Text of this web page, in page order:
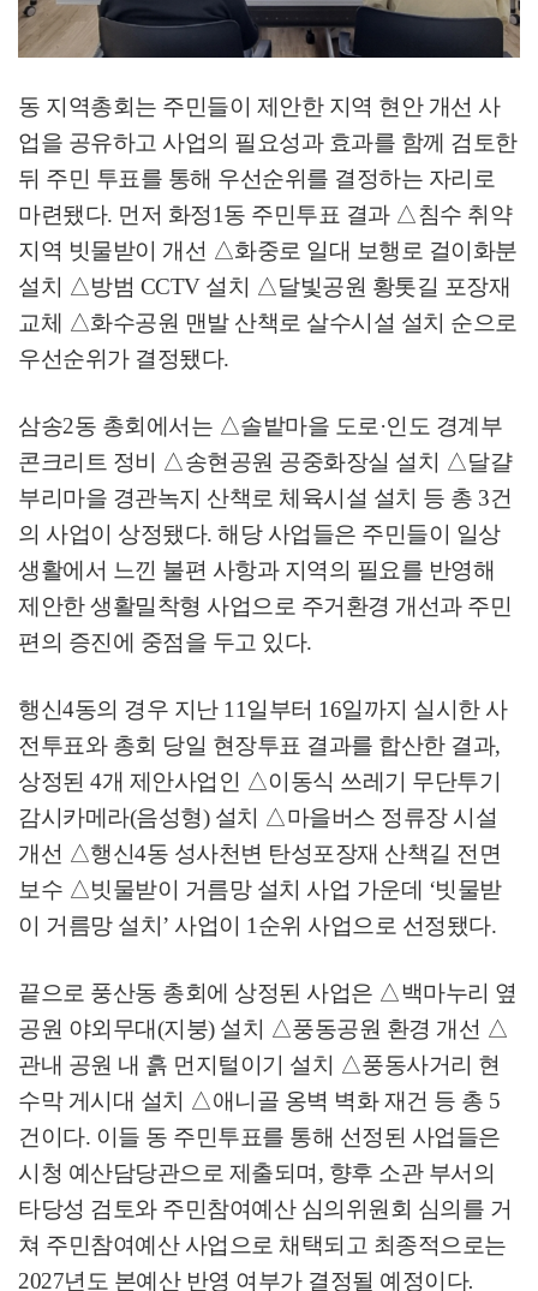
동 지역총회는 주민들이 제안한 지역 현안 개선 사
업을 공유하고 사업의 필요성과 효과를 함께 검토한
뒤 주민 투표를 통해 우선순위를 결정하는 자리로
마련됐다. 먼저 화정1동 주민투표 결과 △침수 취약
지역 빗물받이 개선 △화중로 일대 보행로 걸이화분
설치 △방범 CCTV 설치 △달빛공원 황톳길 포장재
교체 △화수공원 맨발 산책로 살수시설 설치 순으로
우선순위가 결정됐다.
삼송2동 총회에서는 △솔밭마을 도로 ·인도 경계부
콘크리트 정비 △송현공원 공중화장실 설치 △달걀
부리마을 경관녹지 산책로 체육시설 설치 등 총 3건
의 사업이 상정됐다. 해당 사업들은 주민들이 일상
생활에서 느낀 불편 사항과 지역의 필요를 반영해
제안한 생활밀착형 사업으로 주거환경 개선과 주민
편의 증진에 중점을 두고 있다.
행신4동의 경우 지난 11일부터 16일까지 실시한 사
전투표와 총회 당일 현장투표 결과를 합산한 결과,
상정된 4개 제안사업인 △이동식 쓰레기 무단투기
감시카메라(음성형) 설치 △마을버스 정류장 시설
개선 △행신4동 성사천변 탄성포장재 산책길 전면
보수 △빗물받이 거름망 설치 사업 가운데 ‘빗물받
이 거름망 설치’ 사업이 1 순위 사업으로 선정됐다.
끝으로 풍산동 총회에 상정된 사업은 △ 백마누리 옆
공원 야외무대(지붕) 설치 △풍동공원 환경 개선 △
관내 공원 내 흙 먼지털이기 설치 △풍동사거리 현
수막 게시대 설치 △애니골 옹벽 벽화 재건 등 총 5
건이다. 이들 동 주민투표를 통해 선정된 사업들은
시청 예산담당관으로 제출되며, 향후 소관 부서의
타당성 검토와 주민참여예산 심의위원회 심의를 거
쳐 주민참여예산 사업으로 채택되고 최종적으로는
2027년도 본예산 반영 여부가 결정될 예정이다.